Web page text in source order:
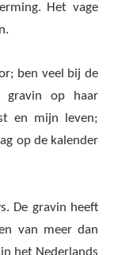
Het vage
ben veel bij de
gravin op haar
en mijn leven;
op de kalender
De gravin heeft
van meer dan
het Nederlands